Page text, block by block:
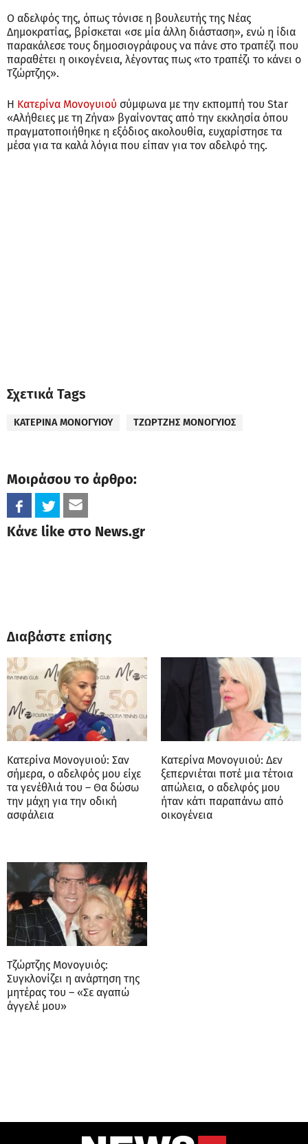
Ο αδελφός της, όπως τόνισε η βουλευτής της Νέας
Δημοκρατίας, βρίσκεται «σε μία άλλη διάσταση», ενώ η ίδια
παρακάλεσε τους δημοσιογράφους να πάνε στο τραπέζι που
παραθέτει η οικογένεια, λέγοντας πως «το τραπέζι το κάνει ο
Τζώρτζης».
Η Κατερίνα Μονογυιού σύμφωνα με την εκπομπή του Star
«Αλήθειες με τη Ζήνα» βγαίνοντας από την εκκλησία όπου
πραγματοποιήθηκε η εξόδιος ακολουθία, ευχαρίστησε τα
μέσα για τα καλά λόγια που είπαν για τον αδελφό της.
Σχετικά Tags
ΚΑΤΕΡΙΝΑ ΜΟΝΟΓΥΙΟΥ ΤΖΩΡΤΖΗΣ ΜΟΝΟΓΥΙΟΣ
Μοιράσου το άρθρο:
Κάνε like στο News.gr
Διαβάστε επίσης
Κατερίνα Μονογυιού: Σαν
σήμερα, ο αδελφός μου είχε
τα γενέθλιά του – Θα δώσω
την μάχη για την οδική
ασφάλεια
Κατερίνα Μονογυιού: Δεν
ξεπερνιέται ποτέ μια τέτοια
απώλεια, ο αδελφός μου
ήταν κάτι παραπάνω από
οικογένεια
Τζώρτζης Μονογυιός:
Συγκλονίζει η ανάρτηση της
μητέρας του – «Σε αγαπώ
άγγελέ μου»